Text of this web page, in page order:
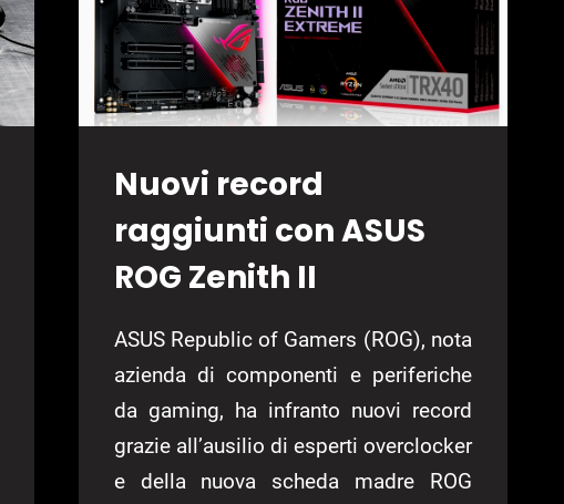
Nuovi record
raggiunti con ASUS
ROG Zenith II
ASUS Republic of Gamers (ROG), nota
azienda di componenti e periferiche
da gaming, ha infranto nuovi record
grazie all’ausilio di esperti overclocker
e della nuova scheda madre ROG